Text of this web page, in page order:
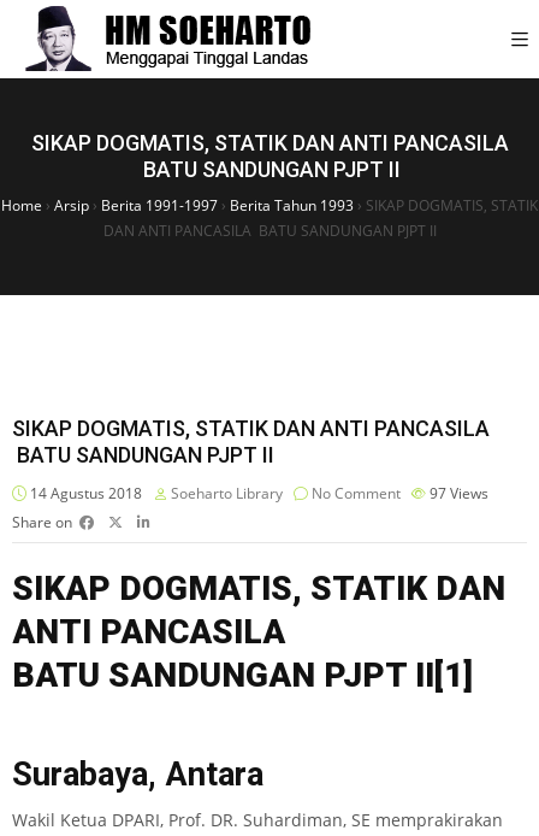
SIKAP DOGMATIS, STATIK DAN ANTI PANCASILA
BATU SANDUNGAN PJPT II
Home › Arsip › Berita 1991-1997 › Berita Tahun 1993 › SIKAP DOGMATIS, STATIK
DAN ANTI PANCASILA BATU SANDUNGAN PJPT II
SIKAP DOGMATIS, STATIK DAN ANTI PANCASILA
BATU SANDUNGAN PJPT II
14 Agustus 2018 Soeharto Library No Comment 97Views
Share on
SIKAP DOGMATIS, STATIK DAN
ANTI PANCASILA
BATU SANDUNGAN PJPT II[1]
Surabaya, Antara
Wakil Ketua DPARI, Prof. DR. Suhardiman, SE memprakirakan